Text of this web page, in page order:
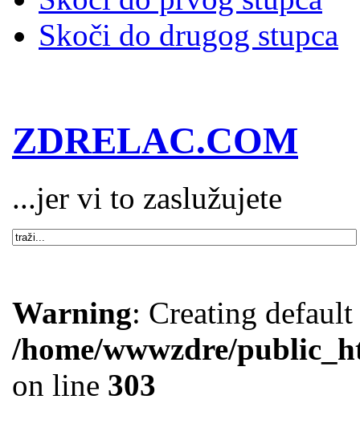
Skoči do drugog stupca
ZDRELAC.COM
...jer vi to zaslužujete
Warning: Creating
/home/wwwzdre/
on line 303